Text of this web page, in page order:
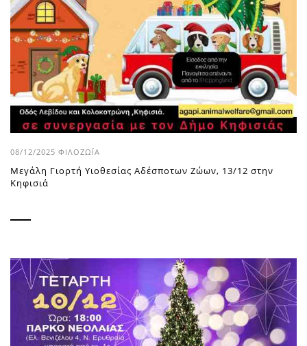
08/12/2025 ΦΙΛΟΖΩΪ́Α
Μεγάλη Γιορτή Υιοθεσίας Αδέσποτων Ζώων, 13/12 στην
Κηφισιά